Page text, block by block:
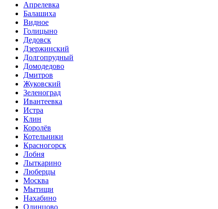
Апрелевка
Балашиха
Видное
Голицыно
Дедовск
Дзержинский
Долгопрудный
Домодедово
Дмитров
Жуковский
Зеленоград
Ивантеевка
Истра
Клин
Королёв
Котельники
Красногорск
Лобня
Лыткарино
Люберцы
Мoсква
Мытищи
Нахабино
Одинцово